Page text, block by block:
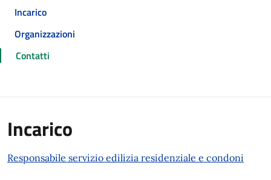
Incarico
Organizzazioni
Contatti
Incarico
Responsabile servizio edilizia residenziale e condoni